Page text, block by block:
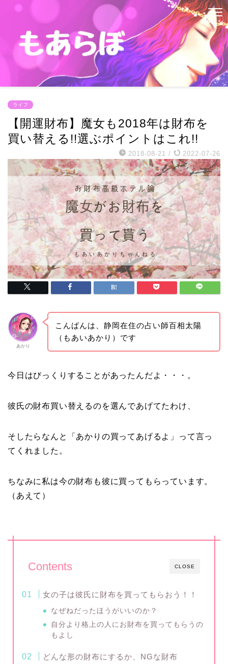
ライフ
【開運財布】魔女も2018年は財布を
買い替える!!選ぶポイントはこれ!!
2018-08-21 / 2022-07-26
あかり
こんばんは、静岡在住の占い師百相太陽
（もあいあかり）です
今日はびっくりすることがあったんだよ・・・。
彼氏の財布買い替えるのを選んであげてたわけ、
そしたらなんと「あかりの買ってあげるよ」って言っ
てくれました。
ちなみに私は今の財布も彼に買ってもらっています。
（あえて）
CLOSE
Contents
女の子は彼氏に財布を買ってもらおう！！
なぜねだったほうがいいのか？
自分より格上の人にお財布を買ってもらうの
もよし
どんな形の財布にするか、NGな財布